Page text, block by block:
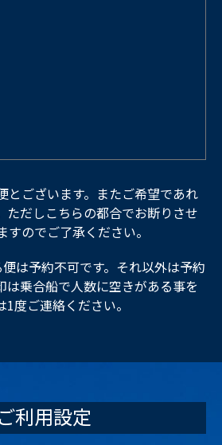
とございます。またご希望であれ
ただしこちらの都合でお断りさせ
のでご了承ください。
は予約不可です。それ以外は予約
乗合船で人数に空きがある事を
度ご連絡ください。
ご利用設定